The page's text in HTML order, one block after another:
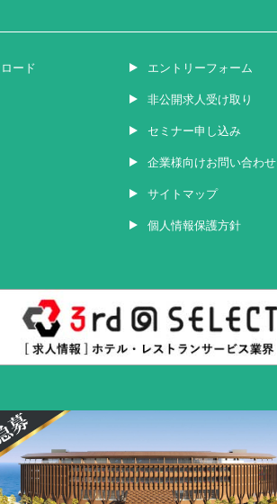
ード エントリーフォーム
非公開求人受け取り
セミナー申し込み
企業様向けお問い合わせ
サイトマップ
個人情報保護方針